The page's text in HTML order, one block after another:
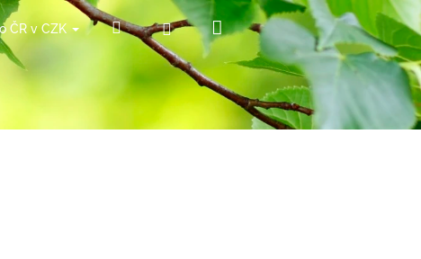
ČR v CZK HledatPřihlášeníNákupní
košík